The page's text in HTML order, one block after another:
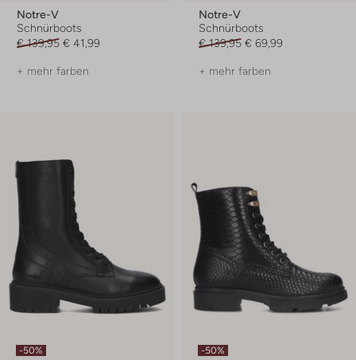
Notre-V
Schnürboots
€ 139,95 € 41,99
+ mehr farben
Notre-V
Schnürboots
€ 139,95 € 69,99
+ mehr farben
-50% -50%